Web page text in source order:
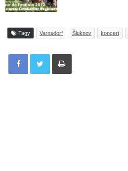
Tagy Varnsdorf Šluknov koncert
Tisknout